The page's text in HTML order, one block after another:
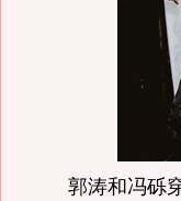
郭涛和冯砾